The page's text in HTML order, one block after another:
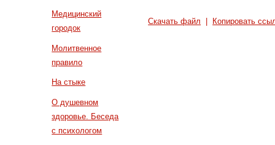
Медицинский
городок
Молитвенное
правило
На стыке
О душевном
здоровье. Беседа
с психологом
Скачать файл Копировать